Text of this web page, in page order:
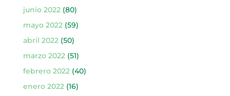
junio 2022 (80)
mayo 2022 (59)
abril 2022 (50)
marzo 2022 (51)
febrero 2022 (40)
enero 2022 (16)